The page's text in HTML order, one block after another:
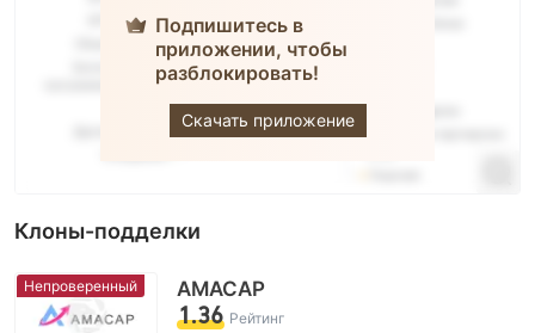
Подпишитесь в
приложении, чтобы
разблокировать!
Скачать приложение
amana
Клоны-подделки
Непроверенный AMACAP
1.36 Рейтинг